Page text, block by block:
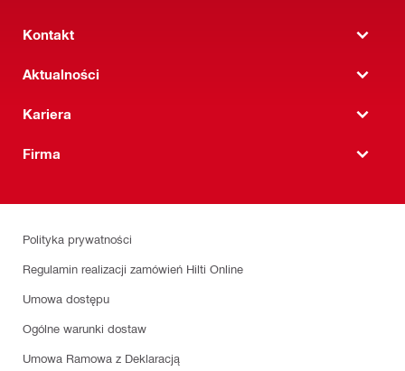
Kontakt
Aktualności
Kariera
Firma
Polityka prywatności
Regulamin realizacji zamówień Hilti Online
Umowa dostępu
Ogólne warunki dostaw
Umowa Ramowa z Deklaracją